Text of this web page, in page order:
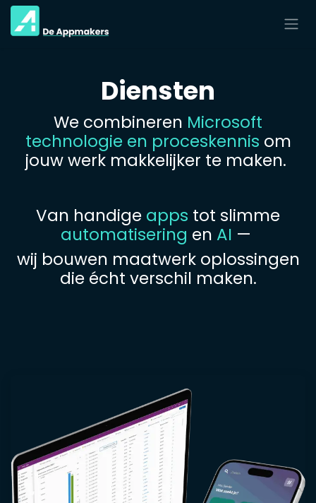
Overslaan naar inhoud
Diensten
We combineren Microsoft
technologie en proceskennis om
jouw werk makkelijker te maken.
Van handige apps tot slimme
automatisering en AI —
wij bouwen maatwerk oplossingen
die écht verschil maken.